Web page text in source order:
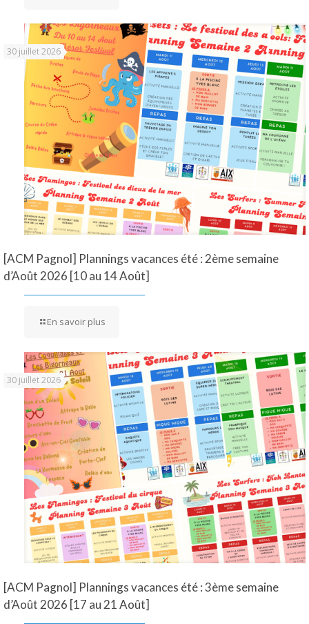
30 juillet 2026
[ACM Pagnol] Plannings vacances été : 2ème semaine
d’Août 2026 [10 au 14 Août]
En savoir plus
30 juillet 2026
[ACM Pagnol] Plannings vacances été : 3ème semaine
d’Août 2026 [17 au 21 Août]